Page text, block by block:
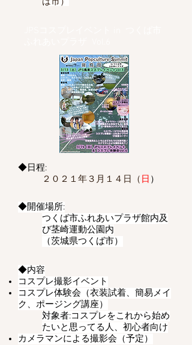
◆日程:
２０２１年３月１４日（ 日 ）
◆開催場所:
つくば市ふれあいプラザ館内及
び茎崎運動公園内
​（茨城県つくば市）
◆内容
コスプレ撮影イベント
コスプレ体験会（衣装試着、簡易メイ
ク、ポージング講座）
対象者:コスプレをこれから始め
たいと思ってる人、初心者向け
カメラマンによる撮影会（予定）